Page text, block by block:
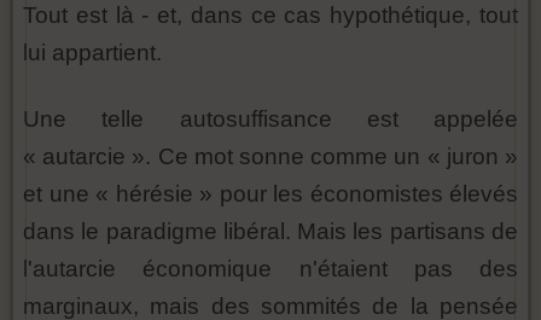
Tout est là - et, dans ce cas hypothétique, tout
lui appartient.
Une telle autosuffisance est appelée
« autarcie ». Ce mot sonne comme un « juron »
et une « hérésie » pour les économistes élevés
dans le paradigme libéral. Mais les partisans de
l'autarcie économique n'étaient pas des
marginaux, mais des sommités de la pensée